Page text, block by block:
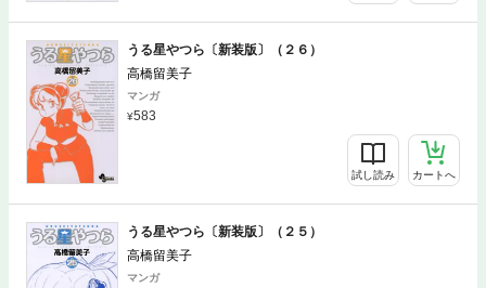
うる星やつら〔新装版〕（２６）
高橋留美子
マンガ
583
試し読み カートへ
うる星やつら〔新装版〕（２５）
高橋留美子
マンガ